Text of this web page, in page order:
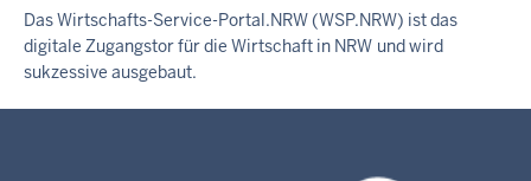
Das Wirtschafts-Service-Portal.NRW (WSP.NRW) ist das
digitale Zugangstor für die Wirtschaft in NRW und wird
sukzessive ausgebaut.